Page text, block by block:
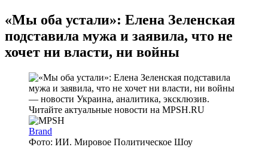
«Мы оба устали»: Елена Зеленская
подставила мужа и заявила, что не
хочет ни власти, ни войны
Brand
Фото: ИИ. Мировое Политическое Шоу